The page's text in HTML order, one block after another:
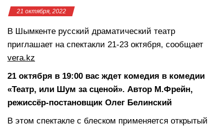
21 октября, 2022
В Шымкенте русский драматический театр
приглашает на спектакли 21-23 октября, сообщает
vera.kz
21 октября в 19:00 вас ждет комедия в комедии
«Театр, или Шум за сценой». Автор М.Фрейн,
режиссёр-постановщик Олег Белинский
В этом спектакле с блеском применяется открытый